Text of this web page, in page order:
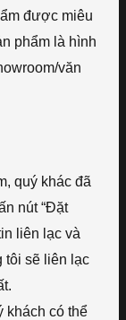
được miêu
phẩm là hình
văn
quý khác đã
nút “Đặt
liên lạc và
tôi sẽ liên lạc
khách có thể